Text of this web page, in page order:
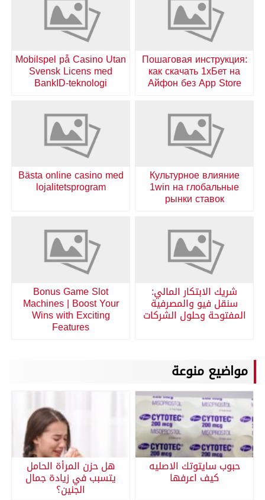
Пошаговая инструкция:
как скачать 1хБет на
Айфон без App Store
Mobilspel på Casino Utan
Svensk Licens med
BankID-teknologi
Культурное влияние
1win на глобальные
рынки ставок
Bästa online casino med
lojalitetsprogram
شريك الابتكار المالي:
سنقل فيو والمصرفية
المفتوحة وحلول الشركات
Bonus Game Slot
Machines | Boost Your
Wins with Exciting
Features
مواضيع منوعة
حبوب سايتوتك الاصليه
كيف اعرفها
هل حزن المرأة الحامل
يتسبب في زيادة جمال
الجنين؟